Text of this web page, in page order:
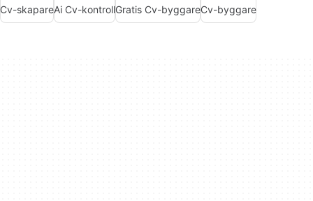
Cv-skapareAi Cv-kontrollGratis Cv-byggareCv-byggare